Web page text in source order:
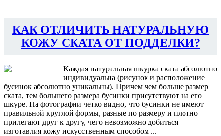
КАК ОТЛИЧИТЬ НАТУРАЛЬНУЮ
КОЖУ СКАТА ОТ ПОДДЕЛКИ?
Каждая натуральная шкурка ската абсолютно
индивидуальна (рисунок и расположение
бусинок абсолютно уникальны). Причем чем больше размер
ската, тем большего размера бусинки присутствуют на его
шкуре. На фотографии четко видно, что бусинки не имеют
правильной круглой формы, разные по размеру и плотно
прилегают друг к другу, чего невозможно добиться
изготавлия кожу искусственным способом ...